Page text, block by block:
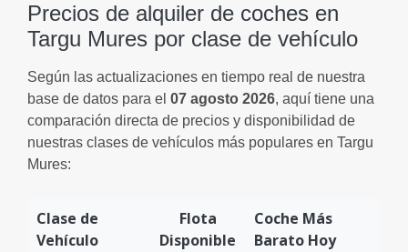
Precios de alquiler de coches en
Targu Mures por clase de vehículo
Según las actualizaciones en tiempo real de nuestra
base de datos para el 07 agosto 2026, aquí tiene una
comparación directa de precios y disponibilidad de
nuestras clases de vehículos más populares en Targu
Mures:
Clase de
Vehículo
Flota
Disponible
Coche Más
Barato Hoy